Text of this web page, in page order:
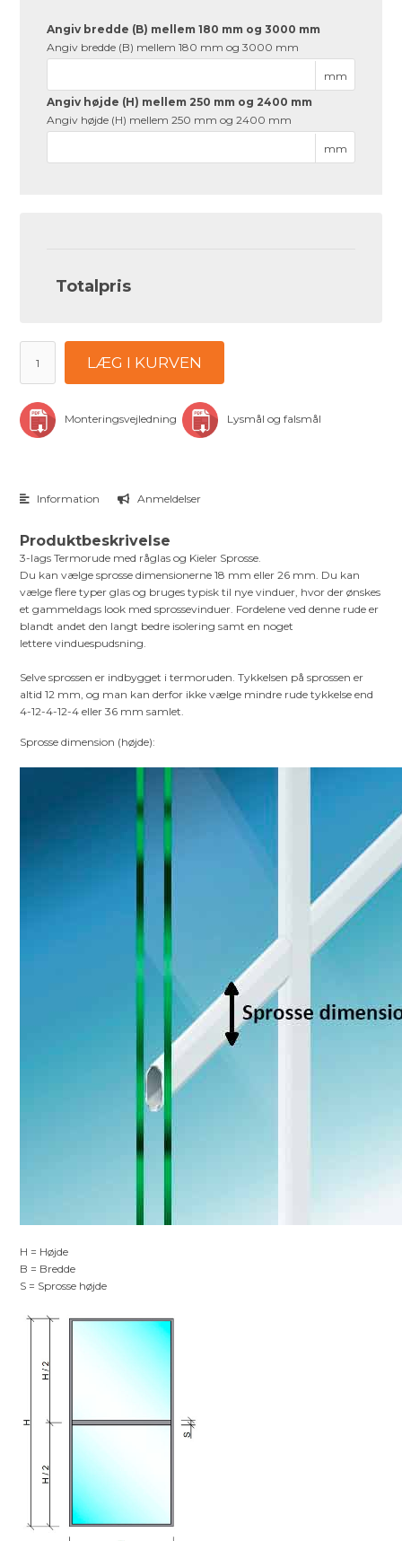
Angiv bredde (B) mellem 180 mm og 3000 mm
Angiv bredde (B) mellem 180 mm og 3000 mm
mm
Angiv højde (H) mellem 250 mm og 2400 mm
Angiv højde (H) mellem 250 mm og 2400 mm
mm
Totalpris
LÆG I KURVEN
Monteringsvejledning Lysmål og falsmål
Information Anmeldelser
Produktbeskrivelse
3-lags Termorude med råglas og Kieler Sprosse.
Du kan vælge sprosse dimensionerne 18 mm eller 26 mm. Du kan
vælge flere typer glas og bruges typisk til nye vinduer, hvor der ønskes
et gammeldags look med sprossevinduer. Fordelene ved denne rude er
blandt andet den langt bedre isolering samt en noget
lettere vinduespudsning.
Selve sprossen er indbygget i termoruden. Tykkelsen på sprossen er
altid 12 mm, og man kan derfor ikke vælge mindre rude tykkelse end
4-12-4-12-4 eller 36 mm samlet.
Sprosse dimension (højde):
H = Højde
B = Bredde
S = Sprosse højde